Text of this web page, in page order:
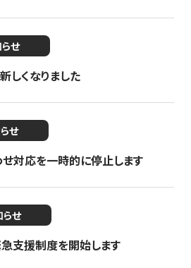
せ
しくなりました
せ
対応を一時的に停止します
らせ
支援制度を開始します